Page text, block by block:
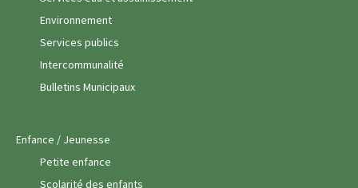
Environnement
Services publics
Intercommunalité
Bulletins Municipaux
Enfance / Jeunesse
Petite enfance
Scolarité des enfants